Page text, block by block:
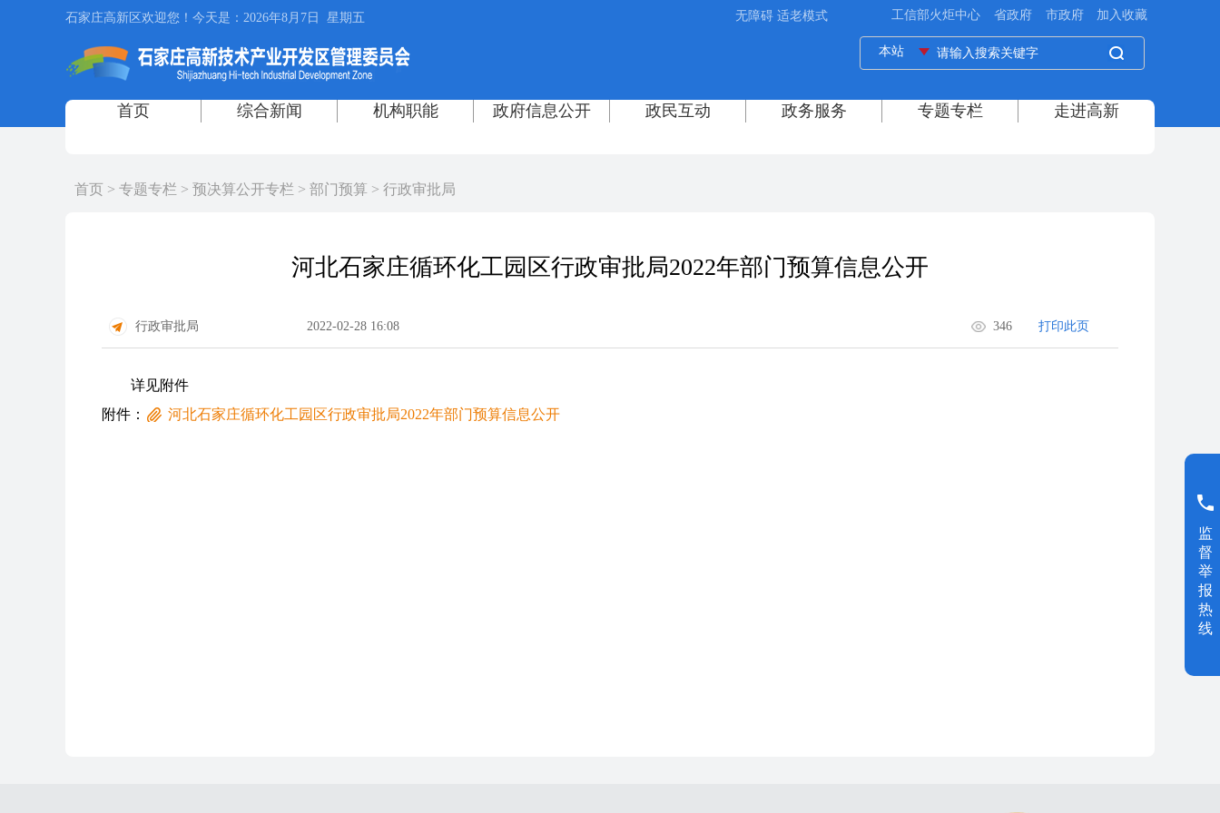
无障碍 适老模式
首页 > 专题专栏 > 预决算公开专栏 > 部门预算 > 行政审批局
河北石家庄循环化工园区行政审批局2022年部门预算信息公开
行政审批局 2022-02-28 16:08 346 打印此页
详见附件
附件：
河北石家庄循环化工园区行政审批局2022年部门预算信息公开
监
督
举
报
热
线